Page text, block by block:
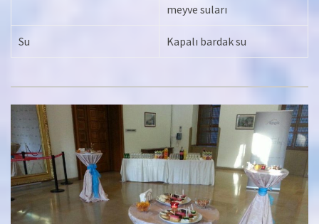
meyve suları
Su Kapalı bardak su